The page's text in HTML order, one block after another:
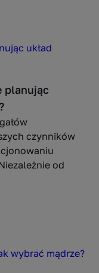
planując
czynników
od